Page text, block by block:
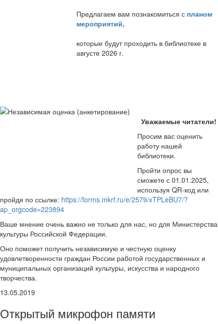
Предлагаем вам познакомиться с планом
мероприятий,
которые будут проходить в библиотеке в
августе 2026 г.
Уважаемые читатели!
Просим вас оценить
работу нашей
библиотеки.
Пройти опрос вы
сможете с 01.01.2025,
используя QR-код или
пройдя по ссылке: https://forms.mkrf.ru/e/2579/xTPLeBU7/?
ap_orgcode=223894
Ваше мнение очень важно не только для нас, но для Министерства
культуры Российской Федерации.
Оно поможет получить независимую и честную оценку
удовлетворенности граждан России работой государственных и
муниципальных организаций культуры, искусства и народного
творчества.
13.05.2019
Открытый микрофон памяти